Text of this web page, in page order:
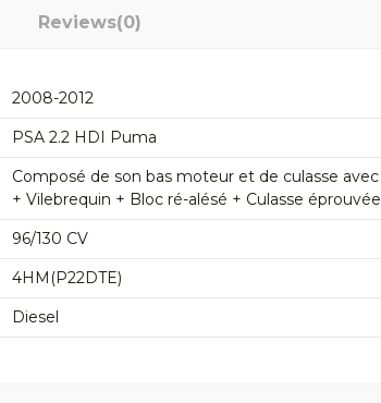
Reviews(0)
2008-2012
PSA 2.2 HDI Puma
Composé de son bas moteur et de culasse
+ Vilebrequin + Bloc ré-alésé + Culasse
96/130 CV
4HM(P22DTE)
Diesel